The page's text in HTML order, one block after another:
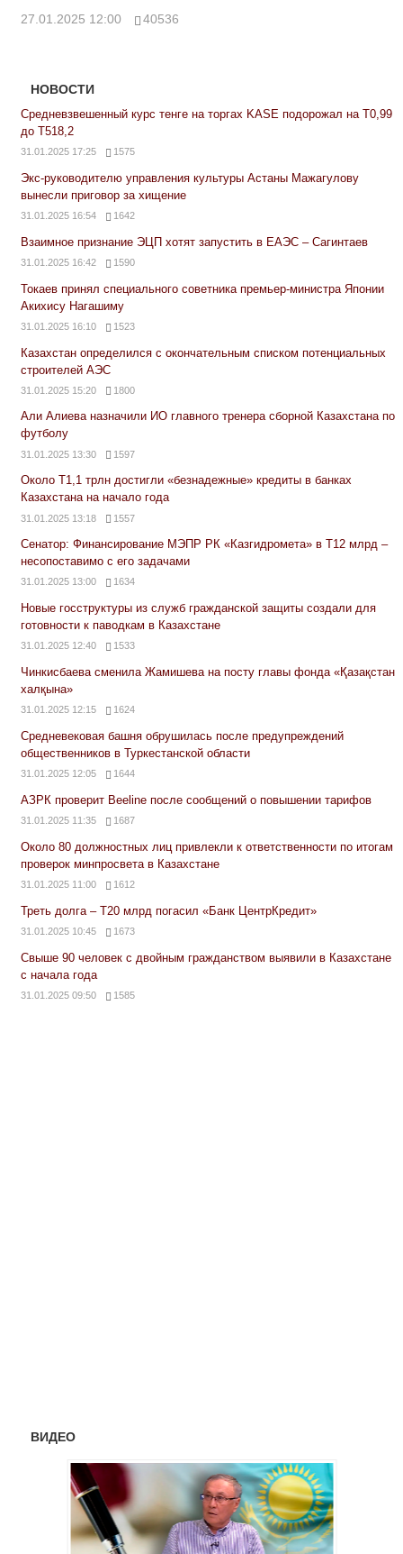
27.01.2025 12:00 40536
НОВОСТИ
Средневзвешенный курс тенге на торгах KASE подорожал на Т0,99
до Т518,2
31.01.2025 17:25 1575
Экс-руководителю управления культуры Астаны Мажагулову
вынесли приговор за хищение
31.01.2025 16:54 1642
Взаимное признание ЭЦП хотят запустить в ЕАЭС – Сагинтаев
31.01.2025 16:42 1590
Токаев принял специального советника премьер-министра Японии
Акихису Нагашиму
31.01.2025 16:10 1523
Казахстан определился с окончательным списком потенциальных
строителей АЭС
31.01.2025 15:20 1800
Али Алиева назначили ИО главного тренера сборной Казахстана по
футболу
31.01.2025 13:30 1597
Около Т1,1 трлн достигли «безнадежные» кредиты в банках
Казахстана на начало года
31.01.2025 13:18 1557
Сенатор: Финансирование МЭПР РК «Казгидромета» в Т12 млрд –
несопоставимо с его задачами
31.01.2025 13:00 1634
Новые госструктуры из служб гражданской защиты создали для
готовности к паводкам в Казахстане
31.01.2025 12:40 1533
Чинкисбаева сменила Жамишева на посту главы фонда «Қазақстан
халқына»
31.01.2025 12:15 1624
Средневековая башня обрушилась после предупреждений
общественников в Туркестанской области
31.01.2025 12:05 1644
АЗРК проверит Beeline после сообщений о повышении тарифов
31.01.2025 11:35 1687
Около 80 должностных лиц привлекли к ответственности по итогам
проверок минпросвета в Казахстане
31.01.2025 11:00 1612
Треть долга – Т20 млрд погасил «Банк ЦентрКредит»
31.01.2025 10:45 1673
Свыше 90 человек с двойным гражданством выявили в Казахстане
с начала года
31.01.2025 09:50 1585
ВИДЕО